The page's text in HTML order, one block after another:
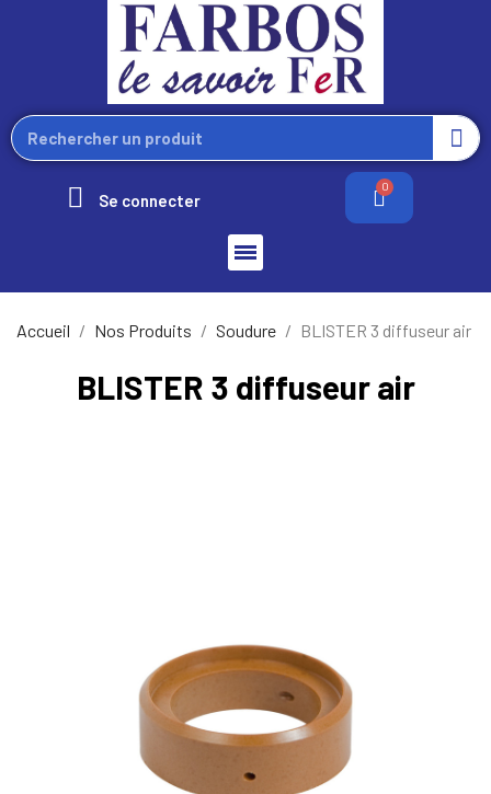
Se connecter
Accueil Nos Produits Soudure BLISTER 3 diffuseur air
BLISTER 3 diffuseur air